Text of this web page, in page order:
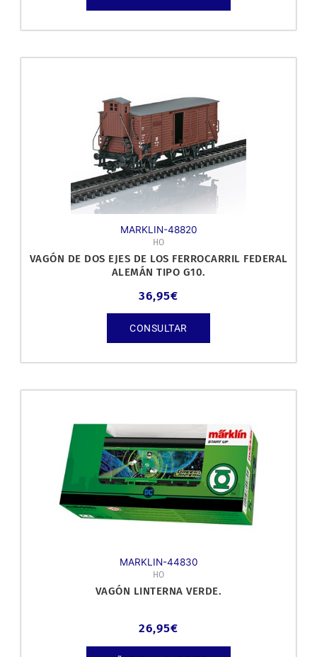
MARKLIN-48820
HO
VAGÓN DE DOS EJES DE LOS FERROCARRIL FEDERAL
ALEMÁN TIPO G10.
36,95€
CONSULTAR
MARKLIN-44830
HO
VAGÓN LINTERNA VERDE.
26,95€